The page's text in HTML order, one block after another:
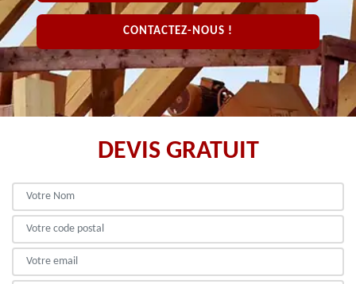
CONTACTEZ-NOUS !
DEVIS GRATUIT